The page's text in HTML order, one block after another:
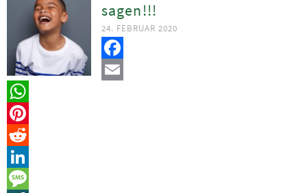
sagen!!!
24. FEBRUAR 2020
Facebook
Email
WhatsApp
Pinterest
Reddit
LinkedIn